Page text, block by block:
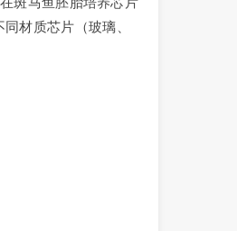
材质芯片（玻璃、